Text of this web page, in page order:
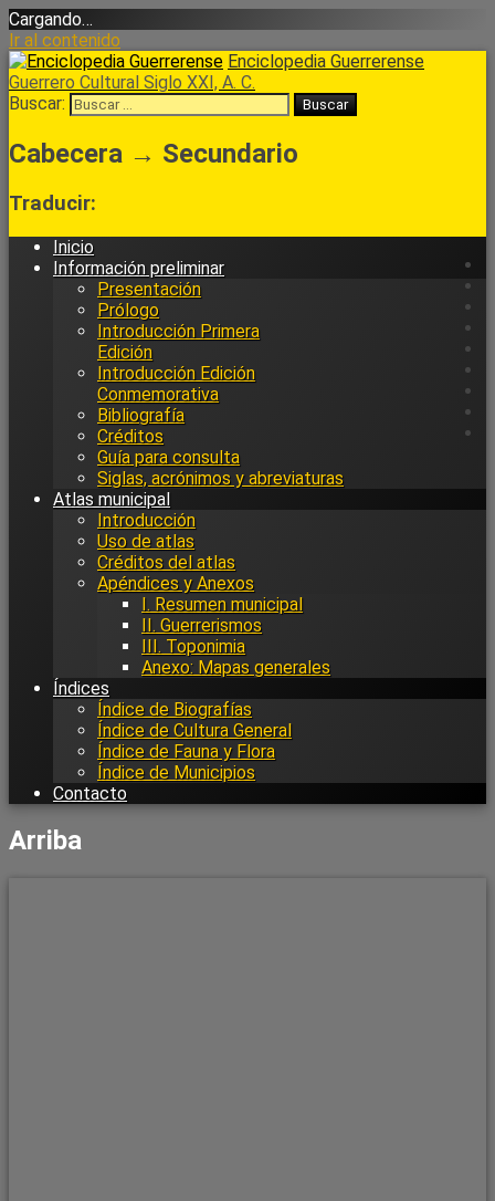
Cargando…
Ir al contenido
Enciclopedia Guerrerense
Guerrero Cultural Siglo XXI, A. C.
Buscar:
Cabecera → Secundario
Traducir:
Inicio
Información preliminar
Presentación
Prólogo
Introducción Primera
Edición
Introducción Edición
Conmemorativa
Bibliografía
Créditos
Guía para consulta
Siglas, acrónimos y abreviaturas
Atlas municipal
Introducción
Uso de atlas
Créditos del atlas
Apéndices y Anexos
I. Resumen municipal
II. Guerrerismos
III. Toponimia
Anexo: Mapas generales
Índices
Índice de Biografías
Índice de Cultura General
Índice de Fauna y Flora
Índice de Municipios
Contacto
Arriba